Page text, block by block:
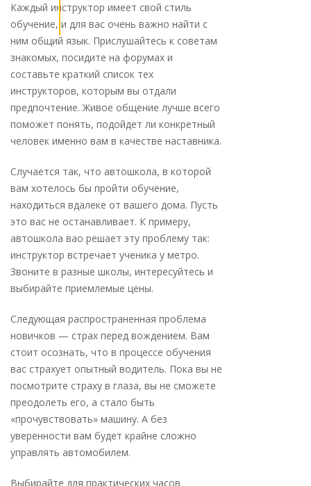
Каждый инструктор имеет свой стиль
обучение, и для вас очень важно найти с
ним общий язык. Прислушайтесь к советам
знакомых, посидите на форумах и
составьте краткий список тех
инструкторов, которым вы отдали
предпочтение. Живое общение лучше всего
поможет понять, подойдет ли конкретный
человек именно вам в качестве наставника.
Случается так, что автошкола, в которой
вам хотелось бы пройти обучение,
находиться вдалеке от вашего дома. Пусть
это вас не останавливает. К примеру,
автошкола вао решает эту проблему так:
инструктор встречает ученика у метро.
Звоните в разные школы, интересуйтесь и
выбирайте приемлемые цены.
Следующая распространенная проблема
новичков — страх перед вождением. Вам
стоит осознать, что в процессе обучения
вас страхует опытный водитель. Пока вы не
посмотрите страху в глаза, вы не сможете
преодолеть его, а стало быть
«прочувствовать» машину. А без
уверенности вам будет крайне сложно
управлять автомобилем.
Выбирайте для практических часов